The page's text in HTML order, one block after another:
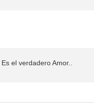
el verdadero Amor..